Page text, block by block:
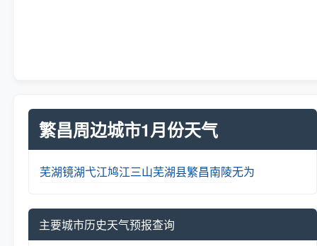
繁昌周边城市1月份天气
芜湖镜湖弋江鸠江三山芜湖县繁昌南陵无为
主要城市历史天气预报查询